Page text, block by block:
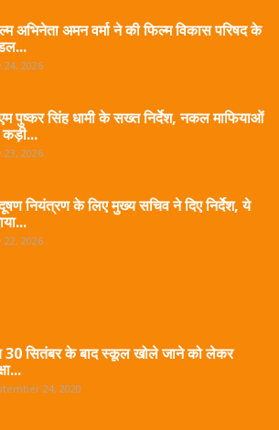
अभिनेता अमन वर्मा ने की फिल्म विकास परिषद के
24, 2026
पुष्कर सिंह धामी के सख्त निर्देश, नकल माफियाओं
23, 2026
नियंत्रण के लिए मुख्य सचिव ने दिए निर्देश, ये
22, 2026
30 सितंबर के बाद स्कूल खोले जाने को लेकर
24, 2020